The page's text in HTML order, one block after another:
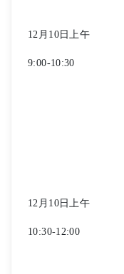
12月10日上午
9:00-10:30
12月10日上午
10:30-12:00